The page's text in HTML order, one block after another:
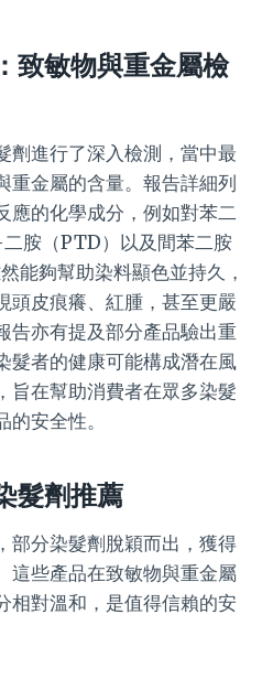
致敏物與重金屬檢
劑進行了深入檢測，當中最
重金屬的含量。報告詳細列
應的化學成分，例如對苯二
胺（PTD）以及間苯二胺
能夠幫助染料顯色並持久，
頭皮痕癢、紅腫，甚至更嚴
告亦有提及部分產品驗出重
髮者的健康可能構成潛在風
旨在幫助消費者在眾多染髮
安全性。
髮劑推薦
部分染髮劑脫穎而出，獲得
這些產品在致敏物與重金屬
相對溫和，是值得信賴的安